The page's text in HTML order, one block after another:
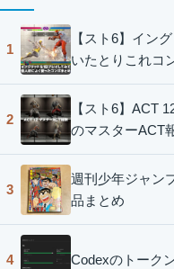
1
【スト6】イン
いたとりこれコ
2
【スト6】ACT
のマスターACT
3
週刊少年ジャン
品まとめ
4 Codexのトーク